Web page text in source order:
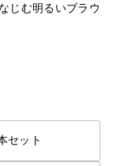
じむ明るいブラウ
セット